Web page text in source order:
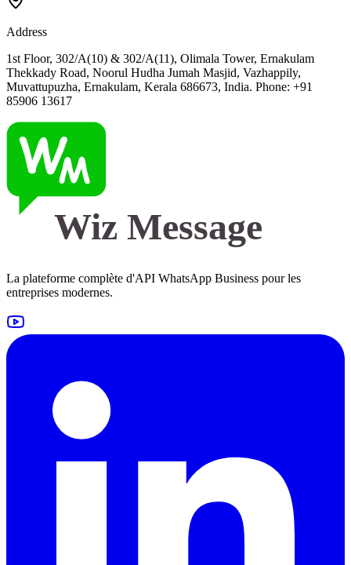
Address
1st Floor, 302/A(10) & 302/A(11), Olimala Tower, Ernakulam
Thekkady Road, Noorul Hudha Jumah Masjid, Vazhappily,
Muvattupuzha, Ernakulam, Kerala 686673, India. Phone: +91
85906 13617
Wiz Message
La plateforme complète d'API WhatsApp Business pour les
entreprises modernes.